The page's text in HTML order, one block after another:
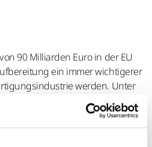
90 Milliarden Euro in der EU
ein immer wichtigerer
werden. Unter
man den Vorgang, bei dem
mindestens seine